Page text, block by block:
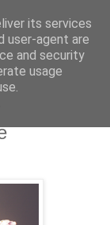
konkursy.
its services
user-agent are
and security
usage